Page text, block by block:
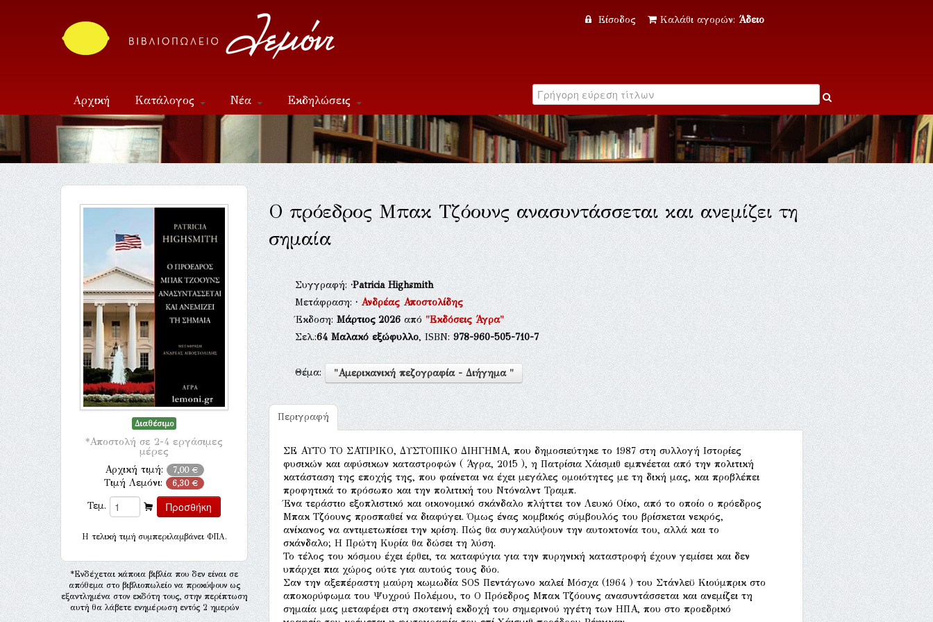
Είσοδος Καλάθι αγορών: Άδειο
Αρχική Κατάλογος Νέα Εκδηλώσεις
Επικοινωνία
Διαθέσιμο
*Αποστολή σε 2-4 εργάσιμες
μέρες
Αρχική τιμή: 7,00 €
Τιμή Λεμόνι: 6,30 €
Τεμ.
H τελική τιμή συμπεριλαμβάνει ΦΠΑ.
*Ενδέχεται κάποια βιβλία που δεν είναι σε
απόθεμα στο βιβλιοπωλείο να προκύψουν ως
εξαντλημένα στον εκδότη τους, στην περίπτωση
αυτή θα λάβετε ενημέρωση εντός 2 ημερών
Ο πρόεδρος Μπακ Τζόουνς ανασυντάσσεται και ανεμίζει τη
σημαία
Συγγραφή:·Patricia Highsmith
Μετάφραση:·Ανδρέας Αποστολίδης
Έκδοση:Μάρτιος 2026από"Εκδόσεις Άγρα"
Σελ.:64 Μαλακό εξώφυλλο, ISBN:978-960-505-710-7
Θέμα: "Αμερικανική πεζογραφία - Διήγημα "
Περιγραφή
ΣΕ ΑΥΤΟ ΤΟ ΣΑΤΙΡΙΚΟ, ΔΥΣΤΟΠΙΚΟ ΔΙΗΓΗΜΑ, που δημοσιεύτηκε το 1987 στη συλλογή Ιστορίες
φυσικών και αφύσικων καταστροφών ( Άγρα, 2015 ), η Πατρίσια Χάισμιθ εμπνέεται από την πολιτική
κατάσταση της εποχής της, που φαίνεται να έχει μεγάλες ομοιότητες με τη δική μας, και προβλέπει
προφητικά το πρόσωπο και την πολιτική του Ντόναλντ Τραμπ.
Ένα τεράστιο εξοπλιστικό και οικονομικό σκάνδαλο πλήττει τον Λευκό Οίκο, από το οποίο ο πρόεδρος
Μπακ Τζόουνς προσπαθεί να διαφύγει. Όμως ένας κομβικός σύμβουλός του βρίσκεται νεκρός,
ανίκανος να αντιμετωπίσει την κρίση. Πώς θα συγκαλύψουν την αυτοκτονία του, αλλά και το
σκάνδαλο; Η Πρώτη Κυρία θα δώσει τη λύση.
Το τέλος του κόσμου έχει έρθει, τα καταφύγια για την πυρηνική καταστροφή έχουν γεμίσει και δεν
υπάρχει πια χώρος ούτε για αυτούς τους δύο.
Σαν την αξεπέραστη μαύρη κωμωδία SOS Πεντάγωνο καλεί Μόσχα (1964 ) του Στάνλεϋ Κιούμπρικ στο
αποκορύφωμα του Ψυχρού Πολέμου, το Ο Πρόεδρος Μπακ Τζόουνς ανασυντάσσεται και ανεμίζει τη
σημαία μας μεταφέρει στη σκοτεινή εκδοχή του σημερινού ηγέτη των ΗΠΑ, που στο προεδρικό